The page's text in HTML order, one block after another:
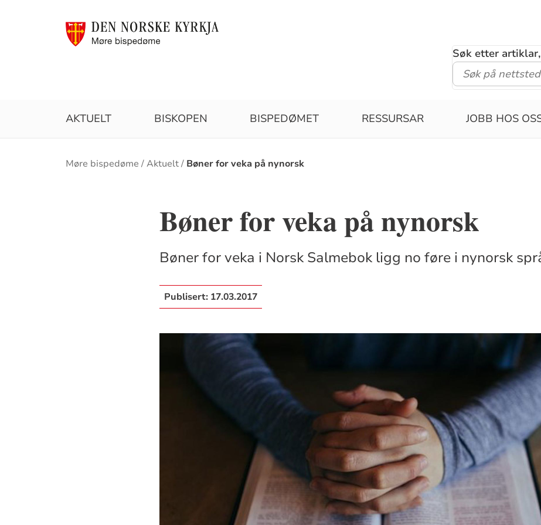
Søk etter
AKTUELT BISKOPEN BISPEDØMET RESSURSAR JOBB HOS
Brødsmulesti
Møre bispedøme Aktuelt Bøner for veka på nynorsk
Bøner for veka på nynorsk
Bøner for veka i Norsk Salmebok ligg no føre i nynorsk
Publisert: 17.03.2017